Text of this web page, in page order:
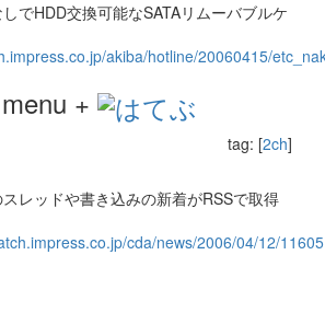
でHDD交換可能なSATAリムーバブルケ
akiba/hotline/20060415/
+
tag: [2ch]
レッドや書き込みの新着がRSSで取得
cda/news/2006/04/12/